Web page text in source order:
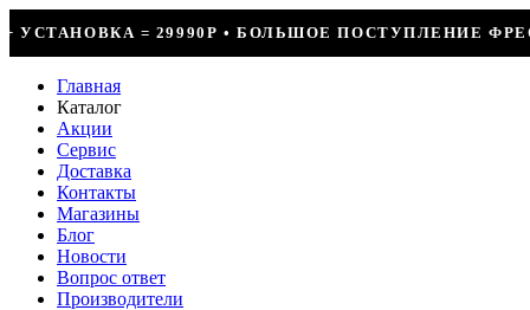
• БОЛЬШОЕ ПОСТУПЛЕНИЕ ФРЕОНА • СКИДКИ ДО
Главная
Каталог
Акции
Сервис
Доставка
Контакты
Магазины
Блог
Новости
Вопрос ответ
Производители